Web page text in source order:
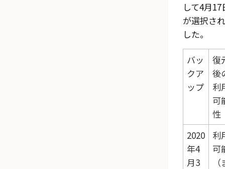
して4月17
が選択さ
した。
バッ
クア
ップ
復
後
利
可
性
2020
年4
月3
利
可